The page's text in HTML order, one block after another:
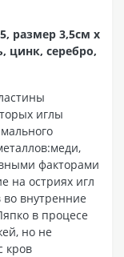
размер 3,5см х
цинк, серебро,
иглы
факторами
на остриях игл
во внутренние
в процесе
но не
кров